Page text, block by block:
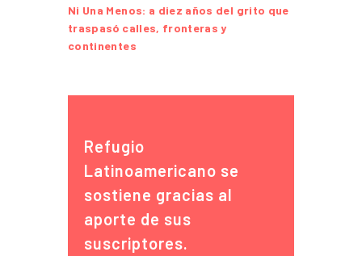
Ni Una Menos: a diez años del grito que
traspasó calles, fronteras y
continentes
Refugio
Latinoamericano se
sostiene gracias al
aporte de sus
suscriptores.